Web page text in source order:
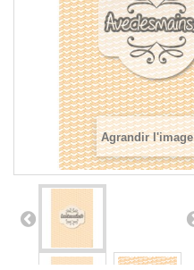
Agrandir l'image